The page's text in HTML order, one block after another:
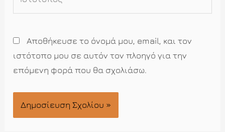
Αποθήκευσε το όνομά μου, email, και τον
ιστότοπο μου σε αυτόν τον πλοηγό για την
επόμενη φορά που θα σχολιάσω.